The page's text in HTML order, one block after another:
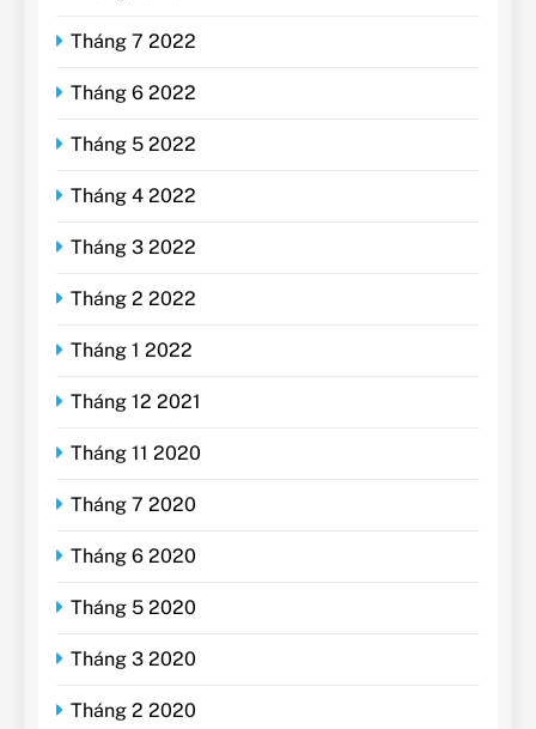
Tháng 7 2022
Tháng 6 2022
Tháng 5 2022
Tháng 4 2022
Tháng 3 2022
Tháng 2 2022
Tháng 1 2022
Tháng 12 2021
Tháng 11 2020
Tháng 7 2020
Tháng 6 2020
Tháng 5 2020
Tháng 3 2020
Tháng 2 2020